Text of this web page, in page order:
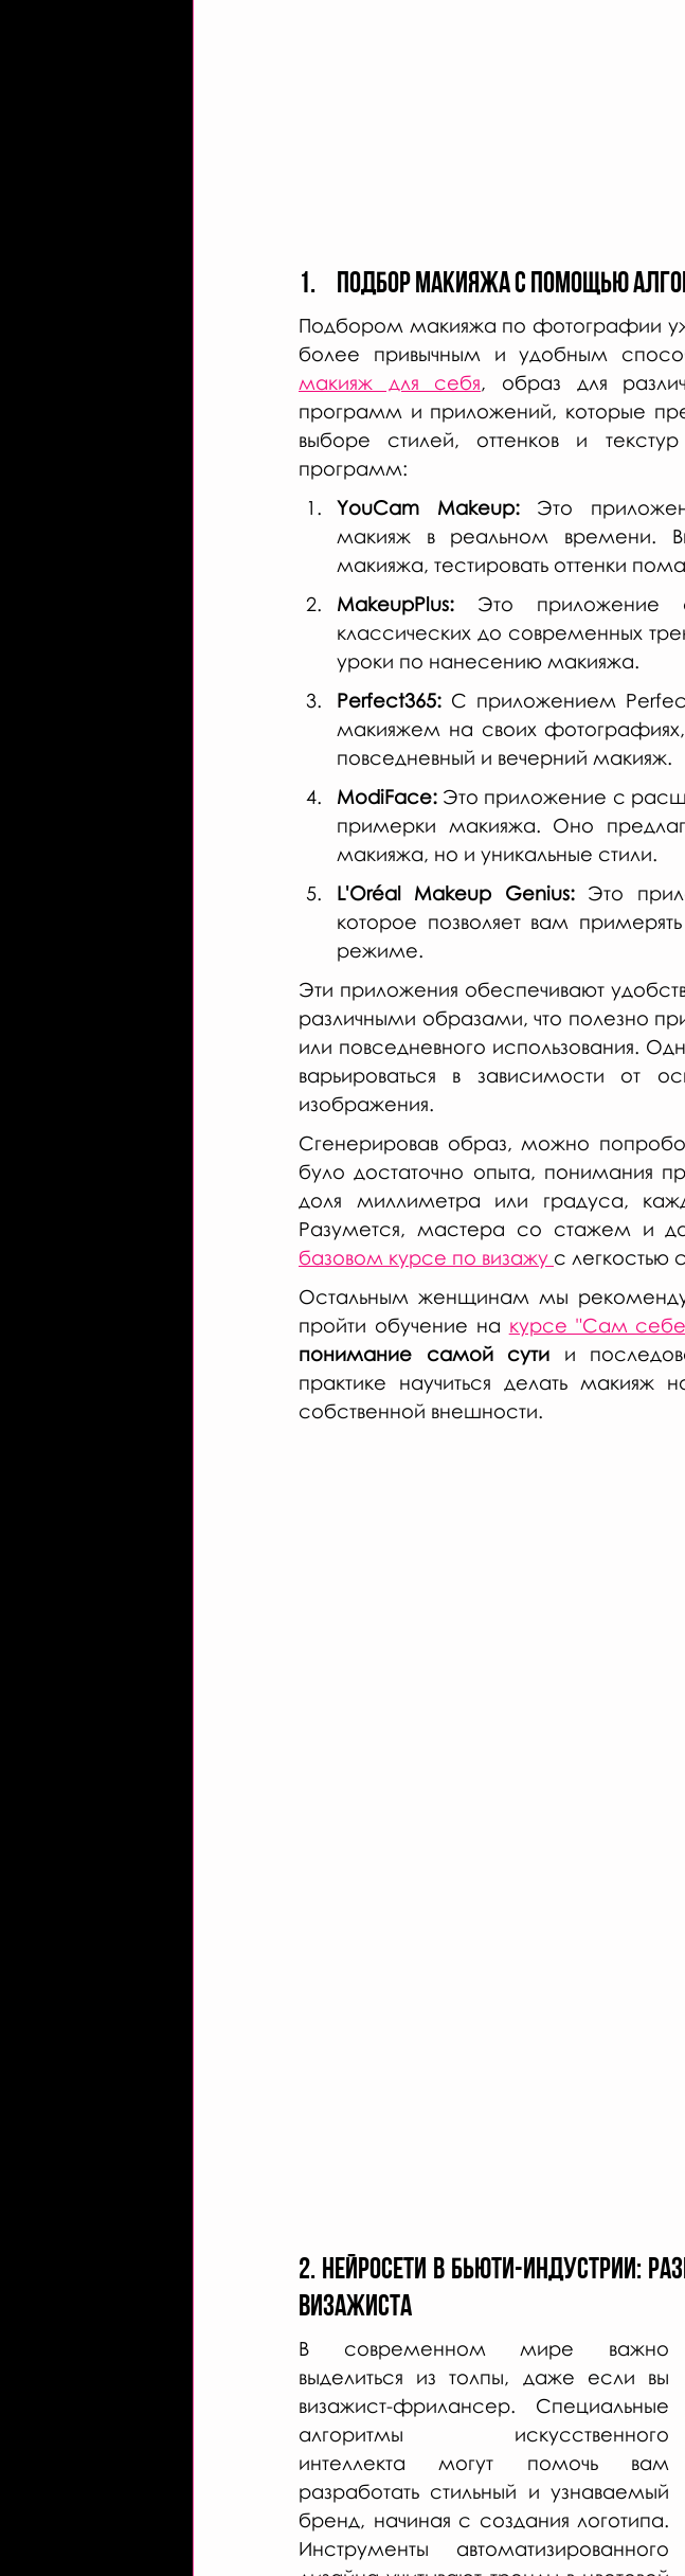
1.     Подбор макияжа с помощью
Подбором макияжа по фотографии
более привычным и удобным
макияж для себя, образ для
программ и приложений, которые
выборе стилей, оттенков и
программ:
YouCam Makeup: Это
макияж в реальном времени.
макияжа, тестировать оттенки
MakeupPlus: Это приложение
классических до современных
уроки по нанесению макияжа.
Perfect365: С приложением
макияжем на своих
повседневный и вечерний макияж.
ModiFace: Это приложение с
примерки макияжа. Оно
макияжа, но и уникальные стили.
L'Oréal Makeup Genius: Это
которое позволяет вам
режиме.
Эти приложения обеспечивают
различными образами, что полезно
или повседневного использования.
варьироваться в зависимости от
изображения.
Сгенерировав образ, можно
було достаточно опыта, понимания
доля миллиметра или градуса,
базовом курсе по визажу с легкостью
Остальным женщинам мы
пройти обучение на курсе "Сам себе
понимание самой сути и
практике научиться делать
собственной внешности.
2. Нейросети в бьюти-индустрии:
визажиста
В современном мире важно
выделиться из толпы, даже если вы
визажист-фрилансер. Специальные
алгоритмы искусственного
интеллекта могут помочь вам
разработать стильный и узнаваемый
бренд, начиная с создания логотипа.
Инструменты автоматизированного